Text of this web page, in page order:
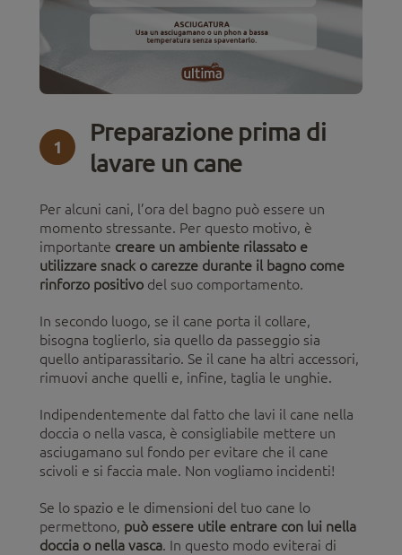
1
Preparazione prima di
lavare un cane
Per alcuni cani, l’ora del bagno può essere un
momento stressante. Per questo motivo, è
importante creare un ambiente rilassato e
utilizzare snack o carezze durante il bagno come
rinforzo positivo del suo comportamento.
In secondo luogo, se il cane porta il collare,
bisogna toglierlo, sia quello da passeggio sia
quello antiparassitario. Se il cane ha altri accessori,
rimuovi anche quelli e, infine, taglia le unghie.
Indipendentemente dal fatto che lavi il cane nella
doccia o nella vasca, è consigliabile mettere un
asciugamano sul fondo per evitare che il cane
scivoli e si faccia male. Non vogliamo incidenti!
Se lo spazio e le dimensioni del tuo cane lo
permettono, può essere utile entrare con lui nella
doccia o nella vasca. In questo modo eviterai di